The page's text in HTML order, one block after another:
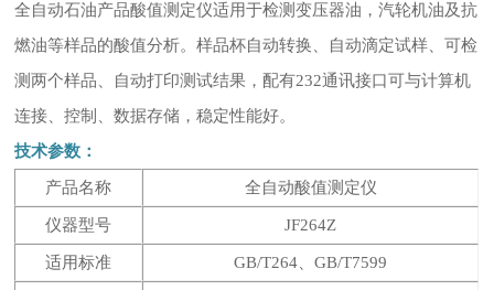
全自动石油产品酸值测定仪适用于检测变压器油，汽轮机油及抗
燃油等样品的酸值分析。样品杯自动转换、自动滴定试样、可检
测两个样品、自动打印测试结果，配有232通讯接口可与计算机
连接、控制、数据存储，稳定性能好。
技术参数：
产品名称 全自动酸值测定仪
仪器型号 JF264Z
适用标准 GB/T264、GB/T7599